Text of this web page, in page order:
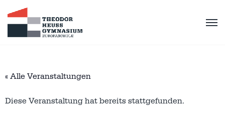
« Alle Veranstaltungen
Diese Veranstaltung hat bereits stattgefunden.